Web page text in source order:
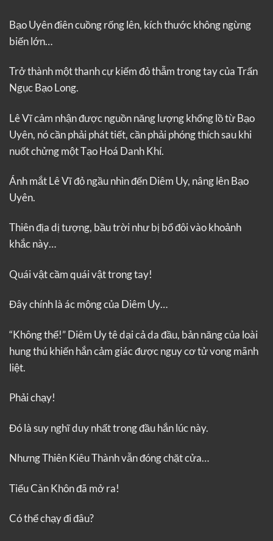
Bạo Uyên điên cuồng rống lên, kích thước không ngừng
biến lớn…
Trở thành một thanh cự kiếm đỏ thẫm trong tay của Trấn
Ngục Bạo Long.
Lê Vĩ cảm nhận được nguồn năng lượng khổng lồ từ Bạo
Uyên, nó cần phải phát tiết, cần phải phóng thích sau khi
nuốt chửng một Tạo Hoá Danh Khí.
Ánh mắt Lê Vĩ đỏ ngầu nhìn đến Diêm Uy, nâng lên Bạo
Uyên.
Thiên địa dị tượng, bầu trời như bị bổ đôi vào khoảnh
khắc này…
Quái vật cầm quái vật trong tay!
Đây chính là ác mộng của Diêm Uy…
“Không thể!” Diêm Uy tê dại cả da đầu, bản năng của loài
hung thú khiến hắn cảm giác được nguy cơ tử vong mãnh
liệt.
Phải chạy!
Đó là suy nghĩ duy nhất trong đầu hắn lúc này.
Nhưng Thiên Kiêu Thành vẫn đóng chặt cửa…
Tiểu Càn Khôn đã mở ra!
Có thể chạy đi đâu?